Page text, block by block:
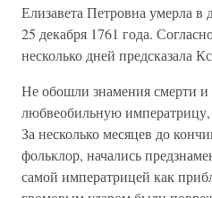
Елизавета Петровна умерла в
25 декабря 1761 года.
несколько дней предсказала
Не обошли знамения смерти
любвеобильную
За несколько месяцев до
фольклор, начались
самой императрицей как